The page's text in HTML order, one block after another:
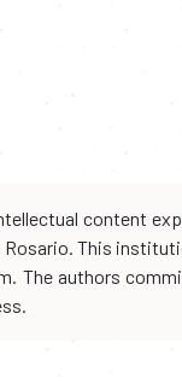
content
Rosario. This
The authors